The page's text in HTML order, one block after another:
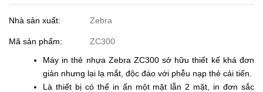
Nhà sản xuất: Zebra
Mã sản phẩm:
ZC300
Máy in thẻ nhựa Zebra ZC300 sở hữu thiết kế khá đơn
giản nhưng lại lạ mắt, độc đáo với phễu nạp thẻ cải tiến.
Là thiết bị có thể in ấn một mặt lẫn 2 mặt, in đơn sắc